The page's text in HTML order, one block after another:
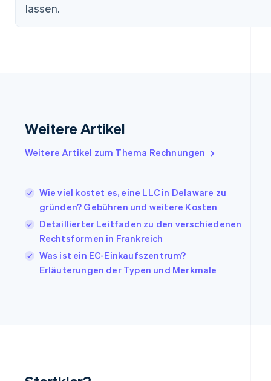
lassen.
Weitere Artikel
Weitere Artikel zum Thema Rechnungen
Wie viel kostet es, eine LLC in Delaware zu
gründen? Gebühren und weitere Kosten
Detaillierter Leitfaden zu den verschiedenen
Rechtsformen in Frankreich
Was ist ein EC-Einkaufszentrum?
Erläuterungen der Typen und Merkmale
English
Frankreich
Irland
Italien
日本語English
Kanada
English Français
Kroatien
EnglishItaliano
English
Liechtenstein